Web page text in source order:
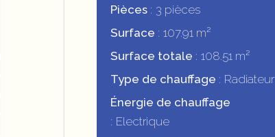
Pièces
3 pièces
Surface
107.91 m²
Surface totale
108.51 m²
Type de chauffage
Radiateur
Énergie de chauffage
Electrique